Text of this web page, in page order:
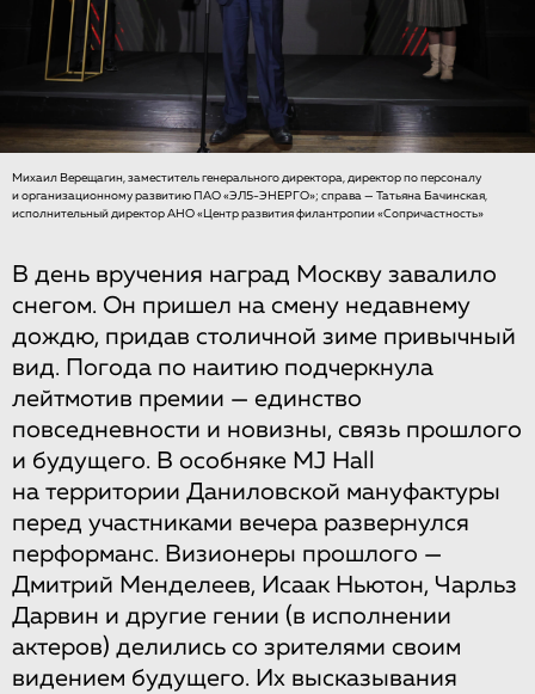
Михаил Верещагин, заместитель генерального директора, директор по персоналу
и организационному развитию ПАО «ЭЛ5-ЭНЕРГО»; справа — Татьяна Бачинская,
исполнительный директор АНО «Центр развития филантропии «Сопричастность»
В день вручения наград Москву завалило
снегом. Он пришел на смену недавнему
дождю, придав столичной зиме привычный
вид. Погода по наитию подчеркнула
лейтмотив премии — единство
повседневности и новизны, связь прошлого
и будущего. В особняке MJ Hall
на территории Даниловской мануфактуры
перед участниками вечера развернулся
перформанс. Визионеры прошлого —
Дмитрий Менделеев, Исаак Ньютон, Чарльз
Дарвин и другие гении (в исполнении
актеров) делились со зрителями своим
видением будущего. Их высказывания